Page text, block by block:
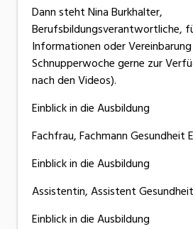
Dann steht Nina Burkhalter,
Berufsbildungsverantwortliche,
Informationen oder
Schnupperwoche gerne zur
nach den Videos).
Einblick in die Ausbildung
Fachfrau, Fachmann Gesundheit
Einblick in die Ausbildung
Assistentin, Assistent
Einblick in die Ausbildung